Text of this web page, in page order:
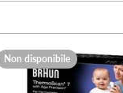
Non disponibile